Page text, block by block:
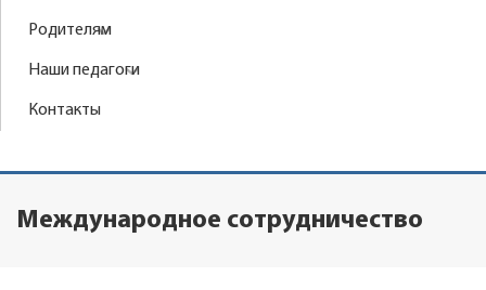
Родителям
Наши педагоги
Контакты
Международное сотрудничество